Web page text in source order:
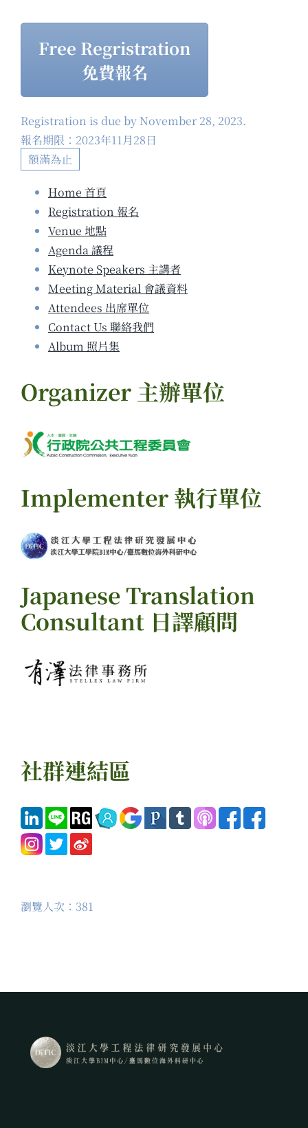
Free Regristration
免費報名
Registration is due by November 28, 2023.
報名期限：2023年11月28日
額滿為止
Home 首頁
Registration 報名
Venue 地點
Agenda 議程
Keynote Speakers 主講者
Meeting Material 會議資料
Attendees 出席單位
Contact Us 聯絡我們
Album 照片集
Organizer 主辦單位
Implementer 執行單位
Japanese Translation
Consultant 日譯顧問
社群連結區
瀏覽人次：381